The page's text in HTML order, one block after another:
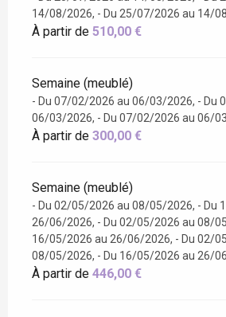
14/08/2026, - Du 25/07/2026 au 14/
À partir de 510,00 €
Semaine (meublé)
- Du 07/02/2026 au 06/03/2026, - Du
06/03/2026, - Du 07/02/2026 au 06/
À partir de 300,00 €
Semaine (meublé)
- Du 02/05/2026 au 08/05/2026, - Du
26/06/2026, - Du 02/05/2026 au 08/
16/05/2026 au 26/06/2026, - Du 02/
08/05/2026, - Du 16/05/2026 au 26/
À partir de 446,00 €